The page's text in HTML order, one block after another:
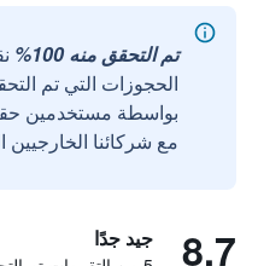
تم التحقق منه 100%
الحجوزات التي تم
مع شركائنا الخارجيين
8.7 جيد جدًا